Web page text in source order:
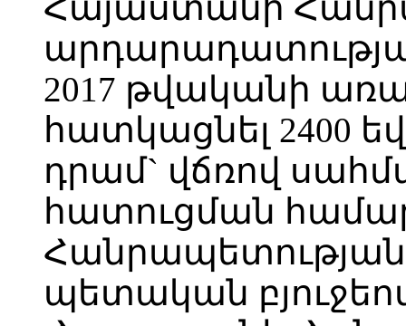
Հայաստանի
2017 թվականի
հատկացնել 2400
դրամ` վճռով
հատուցման
Հանրապետության
պետական